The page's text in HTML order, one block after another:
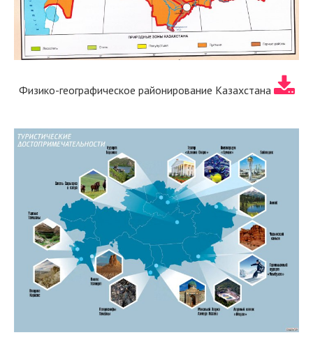
Физико-географическое районирование Казахстана